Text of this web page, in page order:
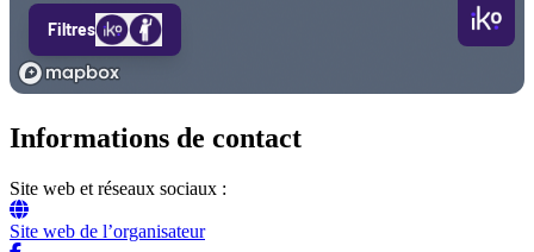
Informations de contact
Site web et réseaux sociaux :
Site web de l’organisateur